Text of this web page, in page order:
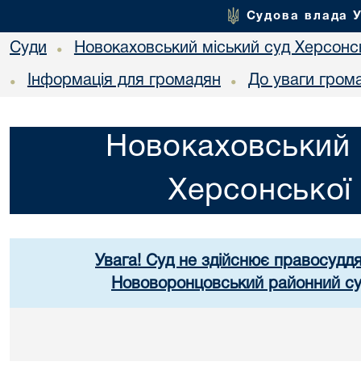
Судова влада
Суди • Новокаховський міський суд
• Інформація для громадян • До уваги
Новокаховський
Херсонської
Увага! Суд не здійснює
Нововоронцовський районний